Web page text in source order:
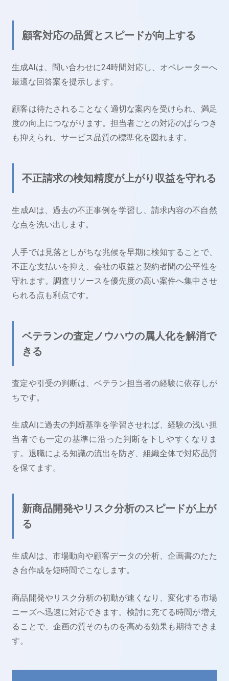
顧客対応の品質とスピードが向上する
生成AIは、問い合わせに24時間対応し、オペレーターへ
最適な回答案を提示します。
顧客は待たされることなく適切な案内を受けられ、満足
度の向上につながります。担当者ごとの対応のばらつき
も抑えられ、サービス品質の標準化を図れます。
不正請求の検知精度が上がり収益を守れる
生成AIは、過去の不正事例を学習し、請求内容の不自然
な点を洗い出します。
人手では見落としがちな兆候を早期に検知することで、
不正な支払いを抑え、会社の収益と契約者間の公平性を
守れます。調査リソースを優先度の高い案件へ集中させ
られる点も利点です。
ベテランの査定ノウハウの属人化を解消で
きる
査定や引受の判断は、ベテラン担当者の経験に依存しが
ちです。
生成AIに過去の判断基準を学習させれば、経験の浅い担
当者でも一定の基準に沿った判断を下しやすくなりま
す。退職による知識の流出を防ぎ、組織全体で対応品質
を保てます。
新商品開発やリスク分析のスピードが上が
る
生成AIは、市場動向や顧客データの分析、企画書のたた
き台作成を短時間でこなします。
商品開発やリスク分析の初動が速くなり、変化する市場
ニーズへ迅速に対応できます。検討に充てる時間が増え
ることで、企画の質そのものを高める効果も期待できま
す。